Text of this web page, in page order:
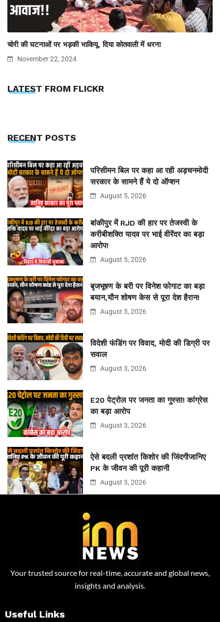
चोरी की घटनाओं पर भड़की भाकियू, दिया कोतवाली में धरना
November 22, 2024
LATEST FROM FLICKR
RECENT POSTS
परिसीमन बिल पर कहा आ रही अड़चनमोदी
सरकार के सामने हैं ये दो ऑप्शन
August 5, 2026
बांकीपुर में RJD की हार पर तेजस्वी के
करीबीशक्ति यादव पर भाई वीरेंदर का बड़ा
आरोप!
August 5, 2026
बृजभूषण के बरी पर विनेश फोगाट का बड़ा
बयान,यौन शोषण केस से पूरा देश हैरान!
August 3, 2026
विदेशी फंडिंग पर विवाद, मोदी की डिग्री पर
सवाल
August 3, 2026
E20 पेट्रोल पर जनता का गुस्सा! कांग्रेस
का बड़ा आरोप
August 3, 2026
ऐसे बदली प्रशांत किशोर की जिंदगीजानिए
PK के जीवन की पूरी कहानी
August 3, 2026
Your trusted source for real-time, accurate and global news,
insights and analysis.
Useful Links